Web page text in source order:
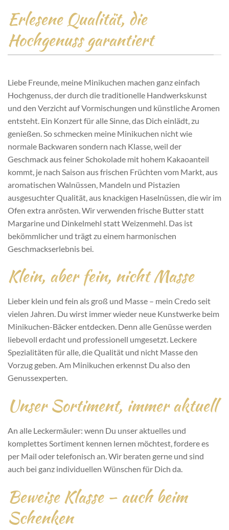
Erlesene Qualität, die
Hochgenuss garantiert
Liebe Freunde, meine Minikuchen machen ganz einfach
Hochgenuss, der durch die traditionelle Handwerkskunst
und den Verzicht auf Vormischungen und künstliche Aromen
entsteht. Ein Konzert für alle Sinne, das Dich einlädt, zu
genießen. So schmecken meine Minikuchen nicht wie
normale Backwaren sondern nach Klasse, weil der
Geschmack aus feiner Schokolade mit hohem Kakaoanteil
kommt, je nach Saison aus frischen Früchten vom Markt, aus
aromatischen Walnüssen, Mandeln und Pistazien
ausgesuchter Qualität, aus knackigen Haselnüssen, die wir im
Ofen extra anrösten. Wir verwenden frische Butter statt
Margarine und Dinkelmehl statt Weizenmehl. Das ist
bekömmlicher und trägt zu einem harmonischen
Geschmackserlebnis bei.
Klein, aber fein, nicht Masse
Lieber klein und fein als groß und Masse – mein Credo seit
vielen Jahren. Du wirst immer wieder neue Kunstwerke beim
Minikuchen-Bäcker entdecken. Denn alle Genüsse werden
liebevoll erdacht und professionell umgesetzt. Leckere
Spezialitäten für alle, die Qualität und nicht Masse den
Vorzug geben. Am Minikuchen erkennst Du also den
Genussexperten.
Unser Sortiment, immer aktuell
An alle Leckermäuler: wenn Du unser aktuelles und
komplettes Sortiment kennen lernen möchtest, fordere es
per Mail oder telefonisch an. Wir beraten gerne und sind
auch bei ganz individuellen Wünschen für Dich da.
Beweise Klasse – auch beim
Schenken